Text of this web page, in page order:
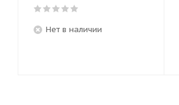
Нет в наличии